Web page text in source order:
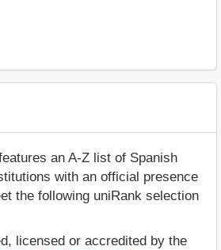
an A-Z list of Spanish
with an official presence
the following uniRank selection
licensed or accredited by the